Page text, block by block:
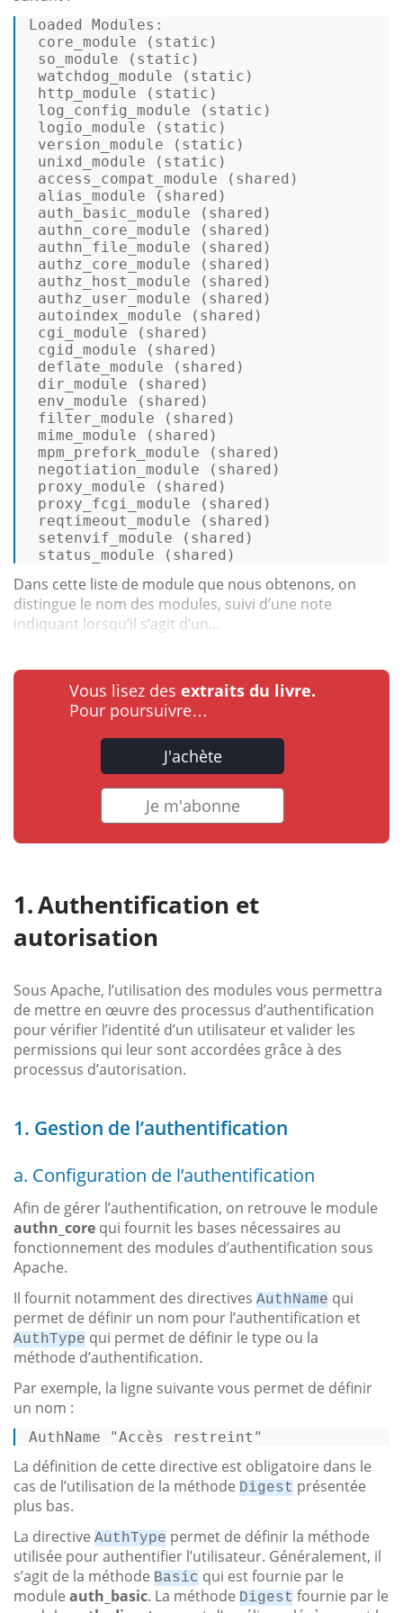
Loaded Modules:
core_module ( static )
so_module ( static )
watchdog_module ( static )
http_module ( static )
log_config_module ( static )
logio_module ( static )
version_module ( static )
unixd_module ( static )
access_compat_module ( shared )
alias_module ( shared )
auth_basic_module ( shared )
authn_core_module ( shared )
authn_file_module ( shared )
authz_core_module ( shared )
authz_host_module ( shared )
authz_user_module ( shared )
autoindex_module ( shared )
cgi_module ( shared )
cgid_module ( shared )
deflate_module ( shared )
dir_module ( shared )
env_module ( shared )
filter_module ( shared )
mime_module ( shared )
mpm_prefork_module ( shared )
negotiation_module ( shared )
proxy_module ( shared )
proxy_fcgi_module ( shared )
reqtimeout_module ( shared )
setenvif_module ( shared )
status_module ( shared )
Dans cette liste de module que nous obtenons, on
distingue le nom des modules, suivi d’une note
indiquant lorsqu’il s’agit d’un...
Vous lisez des extraits du livre.
Pour poursuivre…
J'achète
Je m'abonne
Authentification et
autorisation
Sous Apache, l’utilisation des modules vous permettra
de mettre en œuvre des processus d’authentification
pour vérifier l’identité d’un utilisateur et valider les
permissions qui leur sont accordées grâce à des
processus d’autorisation.
1. Gestion de l’authentification
a. Configuration de l’authentification
Afin de gérer l’authentification, on retrouve le module
authn_core qui fournit les bases nécessaires au
fonctionnement des modules d’authentification sous
Apache.
Il fournit notamment des directives AuthName qui
permet de définir un nom pour l’authentification et
AuthType qui permet de définir le type ou la
méthode d’authentification.
Par exemple, la ligne suivante vous permet de définir
un nom :
AuthName "Accès restreint"
La définition de cette directive est obligatoire dans le
cas de l’utilisation de la méthode Digest présentée
plus bas.
La directive AuthType permet de définir la méthode
utilisée pour authentifier l’utilisateur. Généralement, il
s’agit de la méthode Basic qui est fournie par le
module auth_basic. La méthode Digest fournie par le